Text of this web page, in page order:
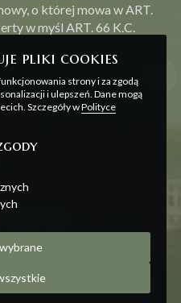
o której mowa w ART.
w myśl ART. 66 K.C.
pliki cookies
strony i za zgodą
i ulepszeń. Dane mogą
Szczegóły wPolityce